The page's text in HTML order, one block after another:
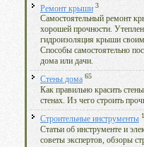
Ремонт крыши 3
Самостоятельный ремонт
хорошей прочности.
гидроизоляция крыши
Способы самостоятельно
дома или дачи.
Стены дома 65
Как правильно красить
стенах. Из чего строить
Строительные инструменты
Статьи об инструменте и
советы экспертов, обзоры